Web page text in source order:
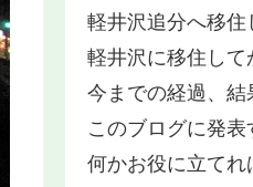
軽井沢追分へ移住
軽井沢に移住して
今までの経過、結
このブログに発表
何かお役に立てれ